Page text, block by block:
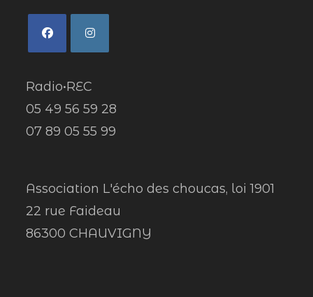
Radio•REC
05 49 56 59 28
07 89 05 55 99
Association L'écho des choucas, loi 1901
22 rue Faideau
86300 CHAUVIGNY